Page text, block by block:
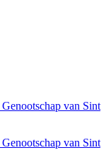
van Sint
van Sint